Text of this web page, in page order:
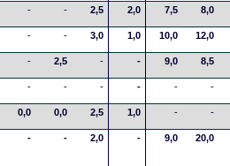
- - 2,5 2,0 7,5 8,0
- - 3,0 1,0 10,0 12,0
- 2,5 - - 9,0 8,5
- - - - - -
0,0 0,0 2,5 1,0 - -
- - 2,0 - 9,0 20,0